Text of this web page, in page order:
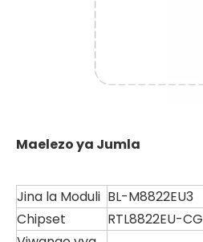
Maelezo ya Jumla
Jina la Moduli BL-M8822EU3
Chipset
RTL8822EU-CG